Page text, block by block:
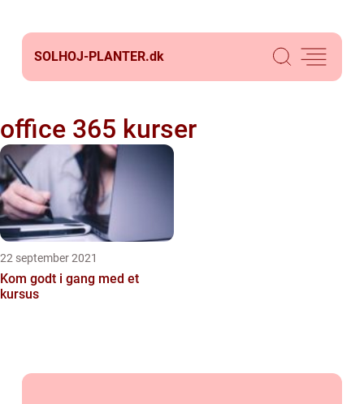
SOLHOJ-PLANTER.dk
office 365 kurser
22 september 2021
Kom godt i gang med et
kursus